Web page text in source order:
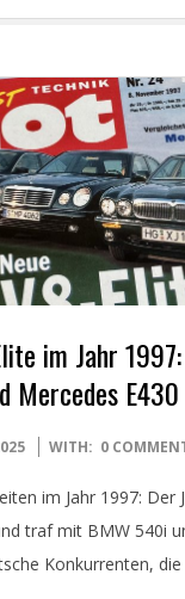
im Jahr
Mercedes E430
WITH: 0
im Jahr 1997: Der
traf mit BMW 540i
Konkurrenten,